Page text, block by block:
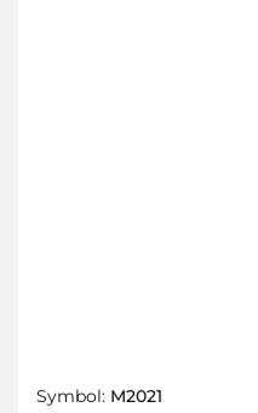
Symbol: M2021